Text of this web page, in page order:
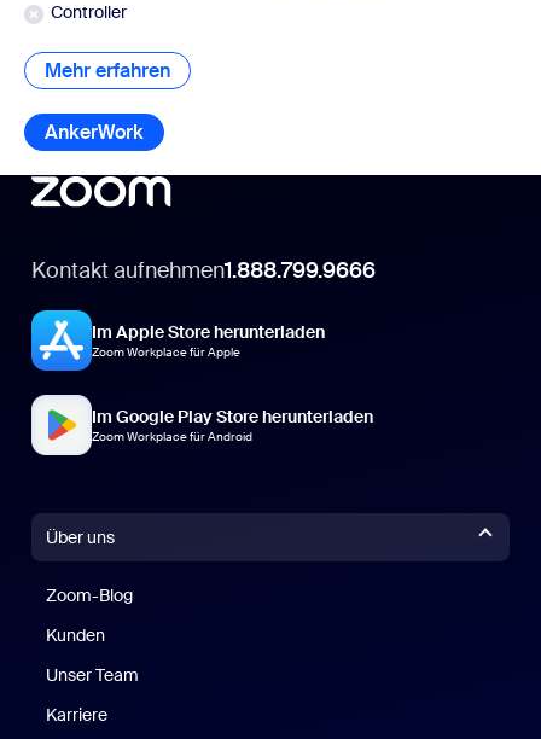
Controller
Mehr erfahren Mehr erfahren
AnkerWork AnkerWork
Kontakt aufnehmen1.888.799.9666
Im Apple Store herunterladen
Zoom Workplace für Apple
Im Google Play Store herunterladen
Zoom Workplace für Android
Über uns
Zoom-Blog
Kunden
Unser Team
Karriere